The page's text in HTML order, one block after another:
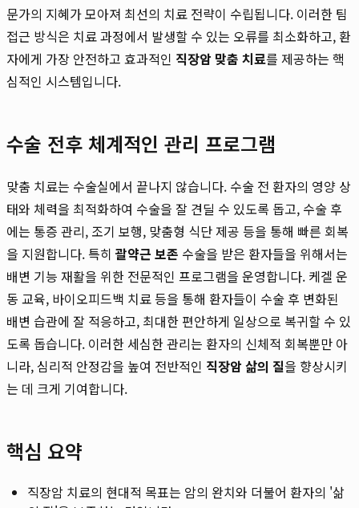
문가의 지혜가 모아져 최선의 치료 전략이 수립됩니다. 이러한 팀
접근 방식은 치료 과정에서 발생할 수 있는 오류를 최소화하고, 환
자에게 가장 안전하고 효과적인 직장암 맞춤 치료를 제공하는 핵
심적인 시스템입니다.
수술 전후 체계적인 관리 프로그램
맞춤 치료는 수술실에서 끝나지 않습니다. 수술 전 환자의 영양 상
태와 체력을 최적화하여 수술을 잘 견딜 수 있도록 돕고, 수술 후
에는 통증 관리, 조기 보행, 맞춤형 식단 제공 등을 통해 빠른 회복
을 지원합니다. 특히괄약근 보존 수술을 받은 환자들을 위해서는
배변 기능 재활을 위한 전문적인 프로그램을 운영합니다. 케겔 운
동 교육, 바이오피드백 치료 등을 통해 환자들이 수술 후 변화된
배변 습관에 잘 적응하고, 최대한 편안하게 일상으로 복귀할 수 있
도록 돕습니다. 이러한 세심한 관리는 환자의 신체적 회복뿐만 아
니라, 심리적 안정감을 높여 전반적인 직장암 삶의 질을 향상시키
는 데 크게 기여합니다.
핵심 요약
직장암 치료의 현대적 목표는 암의 완치와 더불어 환자의 '삶